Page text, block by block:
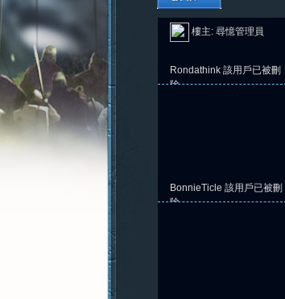
» ›
樓主: 尋憶管理員
Rondathink 該用戶已被刪
除
BonnieTicle 該用戶已被刪
除